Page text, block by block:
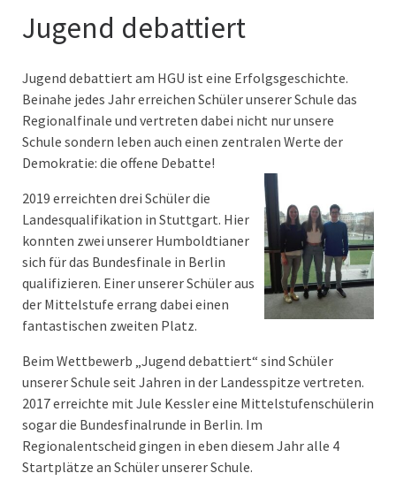
Jugend debattiert
Jugend debattiert am HGU ist eine Erfolgsgeschichte.
Beinahe jedes Jahr erreichen Schüler unserer Schule das
Regionalfinale und vertreten dabei nicht nur unsere
Schule sondern leben auch einen zentralen Werte der
Demokratie: die offene Debatte!
2019 erreichten drei Schüler die
Landesqualifikation in Stuttgart. Hier
konnten zwei unserer Humboldtianer
sich für das Bundesfinale in Berlin
qualifizieren. Einer unserer Schüler aus
der Mittelstufe errang dabei einen
fantastischen zweiten Platz.
Beim Wettbewerb „Jugend debattiert“ sind Schüler
unserer Schule seit Jahren in der Landesspitze vertreten.
2017 erreichte mit Jule Kessler eine Mittelstufenschülerin
sogar die Bundesfinalrunde in Berlin. Im
Regionalentscheid gingen in eben diesem Jahr alle 4
Startplätze an Schüler unserer Schule.